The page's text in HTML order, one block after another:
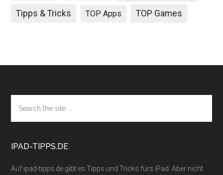
Tipps & Tricks TOP Apps TOP Games
Footer
the
site
IPAD-TIPPS.DE
Auf ipad-tipps.de gibt es Tipps und Tricks fürs iPad. Aber nicht